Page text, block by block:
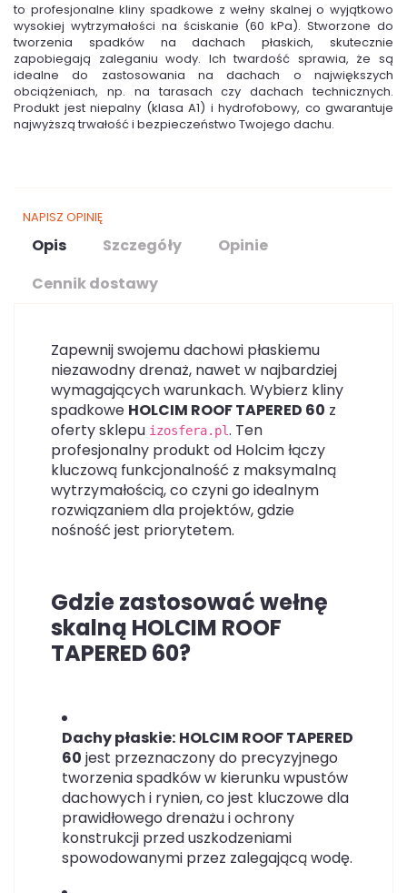
to profesjonalne kliny spadkowe z wełny skalnej o wyjątkowo
wysokiej wytrzymałości na ściskanie (60 kPa). Stworzone do
tworzenia spadków na dachach płaskich, skutecznie
zapobiegają zaleganiu wody. Ich twardość sprawia, że są
idealne do zastosowania na dachach o największych
obciążeniach, np. na tarasach czy dachach technicznych.
Produkt jest niepalny (klasa A1) i hydrofobowy, co gwarantuje
najwyższą trwałość i bezpieczeństwo Twojego dachu.
NAPISZ OPINIĘ
Opis Szczegóły
Opinie
Cennik dostawy
Zapewnij swojemu dachowi płaskiemu
niezawodny drenaż, nawet w najbardziej
wymagających warunkach. Wybierz kliny
spadkowe HOLCIM ROOF TAPERED 60 z
oferty sklepu izosfera.pl. Ten
profesjonalny produkt od Holcim łączy
kluczową funkcjonalność z maksymalną
wytrzymałością, co czyni go idealnym
rozwiązaniem dla projektów, gdzie
nośność jest priorytetem.
Gdzie zastosować wełnę
skalną HOLCIM ROOF
TAPERED 60?
Dachy płaskie: HOLCIM ROOF TAPERED
60 jest przeznaczony do precyzyjnego
tworzenia spadków w kierunku wpustów
dachowych i rynien, co jest kluczowe dla
prawidłowego drenażu i ochrony
konstrukcji przed uszkodzeniami
spowodowanymi przez zalegającą wodę.